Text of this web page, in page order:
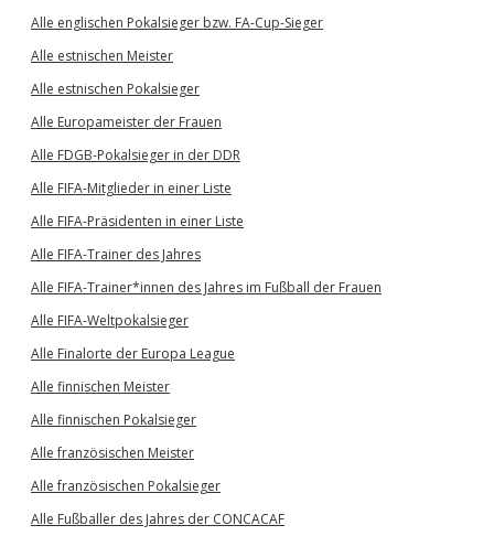
Alle englischen Pokalsieger bzw. FA-Cup-Sieger
Alle estnischen Meister
Alle estnischen Pokalsieger
Alle Europameister der Frauen
Alle FDGB-Pokalsieger in der DDR
Alle FIFA-Mitglieder in einer Liste
Alle FIFA-Präsidenten in einer Liste
Alle FIFA-Trainer des Jahres
Alle FIFA-Trainer*innen des Jahres im Fußball der Frauen
Alle FIFA-Weltpokalsieger
Alle Finalorte der Europa League
Alle finnischen Meister
Alle finnischen Pokalsieger
Alle französischen Meister
Alle französischen Pokalsieger
Alle Fußballer des Jahres der CONCACAF